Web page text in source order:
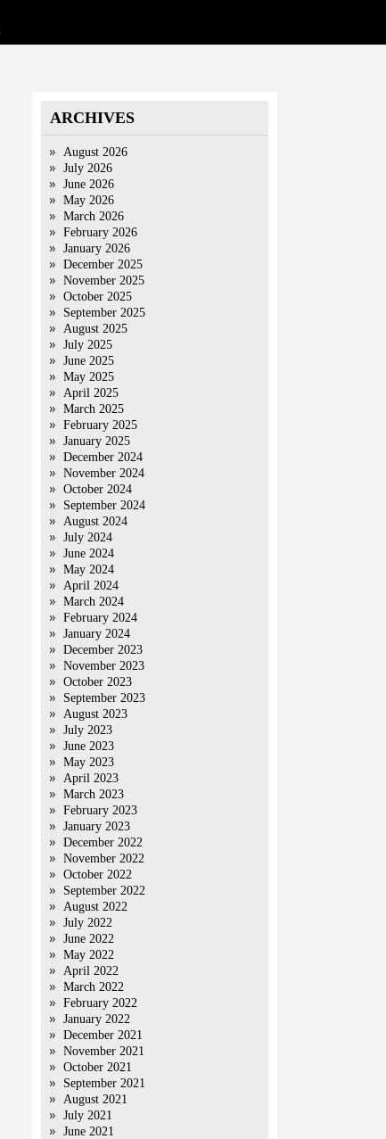
ARCHIVES
August 2026
July 2026
June 2026
May 2026
March 2026
February 2026
January 2026
December 2025
November 2025
October 2025
September 2025
August 2025
July 2025
June 2025
May 2025
April 2025
March 2025
February 2025
January 2025
December 2024
November 2024
October 2024
September 2024
August 2024
July 2024
June 2024
May 2024
April 2024
March 2024
February 2024
January 2024
December 2023
November 2023
October 2023
September 2023
August 2023
July 2023
June 2023
May 2023
April 2023
March 2023
February 2023
January 2023
December 2022
November 2022
October 2022
September 2022
August 2022
July 2022
June 2022
May 2022
April 2022
March 2022
February 2022
January 2022
December 2021
November 2021
October 2021
September 2021
August 2021
July 2021
June 2021